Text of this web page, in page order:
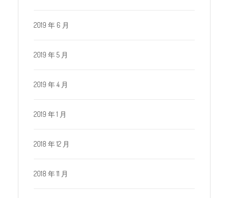
2019 年 6 月
2019 年 5 月
2019 年 4 月
2019 年 1 月
2018 年 12 月
2018 年 11 月